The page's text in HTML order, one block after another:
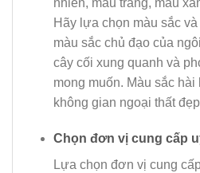
Hãy lựa chọn màu sắc
màu sắc chủ đạo của
cây cối xung quanh và
mong muốn. Màu sắc hài
không gian ngoại thất
Chọn đơn vị cung cấp
Lựa chọn đơn vị cung